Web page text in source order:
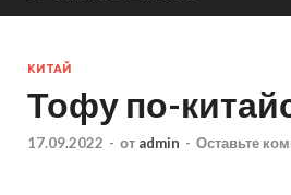
КИТАЙ
Тофу по-
17.09.2022 - от admin - Оставьте